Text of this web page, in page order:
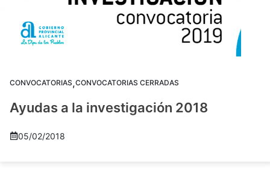
CONVOCATORIAS,CONVOCATORIAS CERRADAS
Ayudas a la investigación 2018
05/02/2018